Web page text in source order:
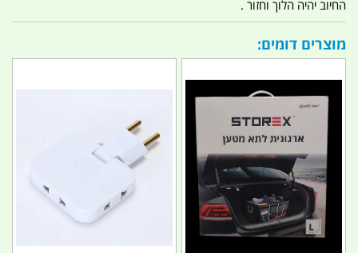
החיוב יהיה הלוך וחזור .
מוצרים דומים: